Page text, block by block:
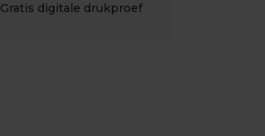
Gratis digitale drukproef